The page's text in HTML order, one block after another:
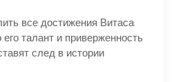
все достижения Витаса
талант и приверженность
след в истории